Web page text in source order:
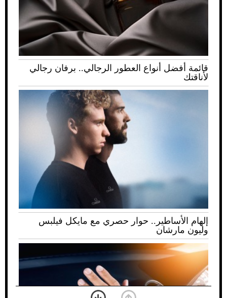
قائمة أفضل أنواع العطور الرجالي.. برفان رجالي
لأناقتك
إلهام الأساطير.. حوار حصري مع مايكل فيلبس
وليون مارشان